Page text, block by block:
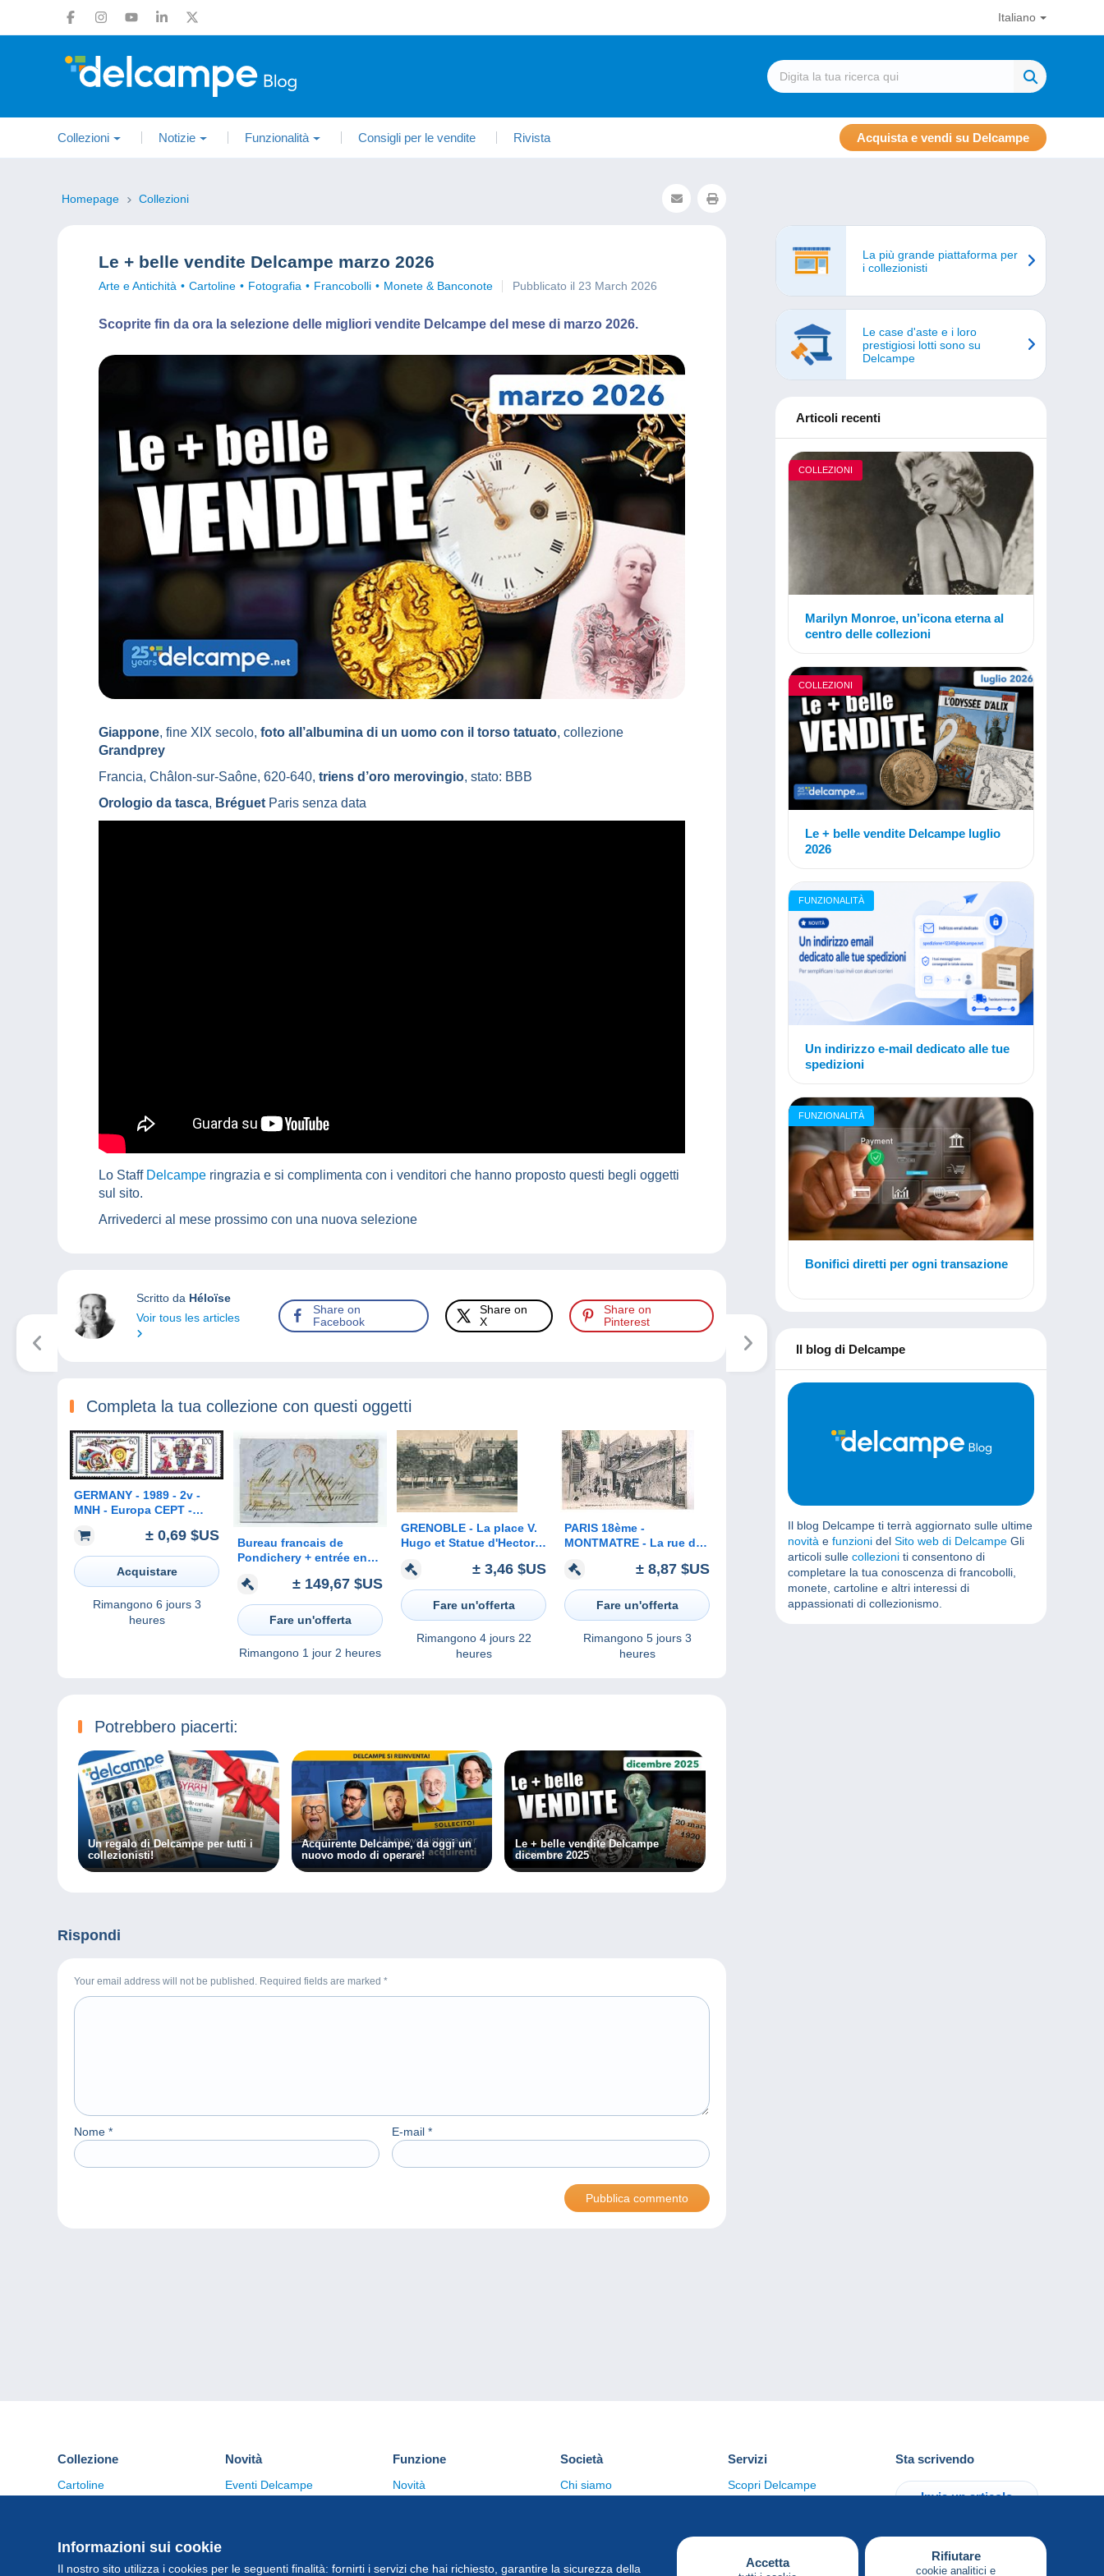
Italiano
Collezioni Notizie Funzionalità Consigli per le vendite Rivista Acquista e vendi su Delcampe
Homepage Collezioni
Le + belle vendite Delcampe marzo 2026
Arte e Antichità Cartoline Fotografia Francobolli Monete & Banconote Pubblicato il 23 March 2026
Scoprite fin da ora la selezione delle migliori vendite Delcampe del mese di marzo 2026.
Giappone, fine XIX secolo, foto all’albumina di un uomo con il torso tatuato, collezione
Grandprey
Francia, Châlon-sur-Saône, 620-640, triens d’oro merovingio, stato: BBB
Orologio da tasca, Bréguet Paris senza data
Lo Staff Delcampe ringrazia e si complimenta con i venditori che hanno proposto questi begli oggetti
sul sito.
Arrivederci al mese prossimo con una nuova selezione
Scritto da Héloïse
Voir tous les articles
Share on
Facebook
Share on
X
Share on
Pinterest
Completa la tua collezione con questi oggetti
GERMANY - 1989 - 2v -
MNH - Europa CEPT -
Kinderspiele Deutschland
juegos infantiles Jeux
d'Enfants
± 0,69 $US
Acquistare
Rimangono 6 jours 3
heures
Bureau francais de
Pondichery + entrée en
par marseille + INDIA PAID
/ 1847
± 149,67 $US
Fare un'offerta
Rimangono 1 jour 2 heures
GRENOBLE - La place V.
Hugo et Statue d'Hector
± 3,46 $US
Fare un'offerta
Rimangono 4 jours 22
heures
PARIS 18ème -
MONTMATRE - La rue du
de Berlioz
± 8,87 $US
Fare un'offerta
Rimangono 5 jours 3
heures
Potrebbero piacerti:
Un regalo di Delcampe per tutti i
collezionisti!
Acquirente Delcampe, da oggi un
nuovo modo di operare!
Le + belle vendite Delcampe
dicembre 2025
Rispondi
Your email address will not be published. Required fields are marked *
Nome * E-mail *
La più grande piattaforma per
i collezionisti
Le case d'aste e i loro
prestigiosi lotti sono su
Delcampe
Articoli recenti
COLLEZIONI
Marilyn Monroe, un’icona eterna al
centro delle collezioni
COLLEZIONI
Le + belle vendite Delcampe luglio
2026
FUNZIONALITÀ
Un indirizzo e-mail dedicato alle tue
spedizioni
FUNZIONALITÀ
Bonifici diretti per ogni transazione
Il blog di Delcampe
Il blog Delcampe ti terrà aggiornato sulle ultime
novità e funzioni del Sito web di Delcampe Gli
articoli sulle collezioni ti consentono di
completare la tua conoscenza di francobolli,
monete, cartoline e altri interessi di
appassionati di collezionismo.
Informazioni sui cookie
Il nostro sito utilizza i cookies per le seguenti finalità: fornirti i servizi che hai richiesto, garantire la sicurezza della Accetta Rifiutare
cookie analitici e
Collezione
Cartoline
Altre collezioni
Novità
Eventi Delcampe
Funzione
Novità
Società
Chi siamo
Servizi
Scopri Delcampe
Sta scrivendo
Invia un articolo